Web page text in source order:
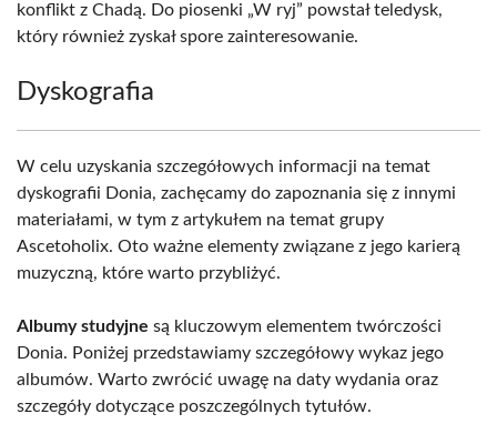
konflikt z Chadą. Do piosenki „W ryj” powstał teledysk,
który również zyskał spore zainteresowanie.
Dyskografia
W celu uzyskania szczegółowych informacji na temat
dyskografii Donia, zachęcamy do zapoznania się z innymi
materiałami, w tym z artykułem na temat grupy
Ascetoholix. Oto ważne elementy związane z jego karierą
muzyczną, które warto przybliżyć.
Albumy studyjne są kluczowym elementem twórczości
Donia. Poniżej przedstawiamy szczegółowy wykaz jego
albumów. Warto zwrócić uwagę na daty wydania oraz
szczegóły dotyczące poszczególnych tytułów.